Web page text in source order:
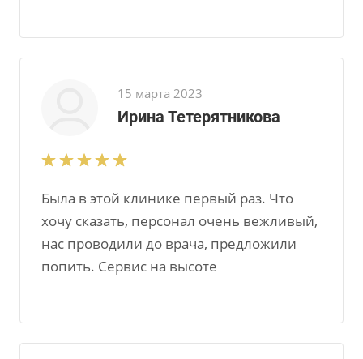
15 марта 2023
Ирина Тетерятникова
Была в этой клинике первый раз. Что
хочу сказать, персонал очень вежливый,
нас проводили до врача, предложили
попить. Сервис на высоте